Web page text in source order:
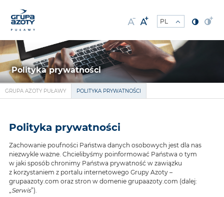
Polityka prywatności
GRUPA AZOTY PUŁAWY POLITYKA PRYWATNOŚCI
Polityka prywatności
Zachowanie poufności Państwa danych osobowych jest dla nas
niezwykle ważne. Chcielibyśmy poinformować Państwa o tym
w jaki sposób chronimy Państwa prywatność w zawiązku
z korzystaniem z portalu internetowego Grupy Azoty –
grupaazoty.com oraz stron w domenie grupaazoty.com (dalej:
„Serwis”).